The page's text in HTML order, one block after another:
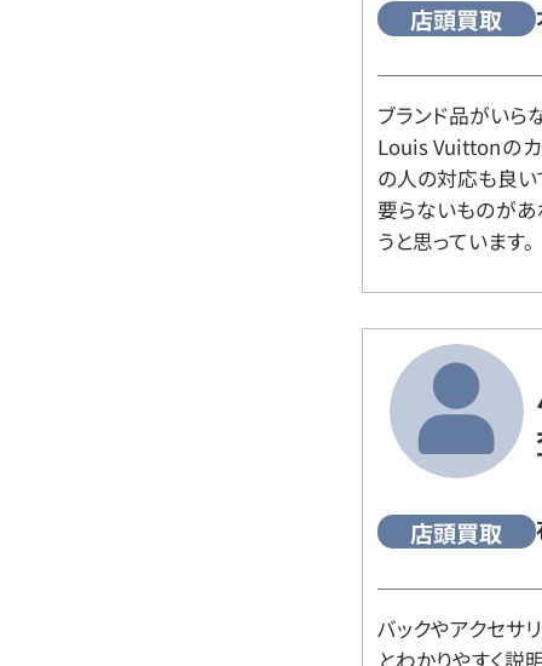
店頭買取
ブランド品がいら
Louis Vuittonの
の人の対応も良い
要らないものがあ
うと思っています。
店頭買取
バックやアクセサ
とわかりやすく説